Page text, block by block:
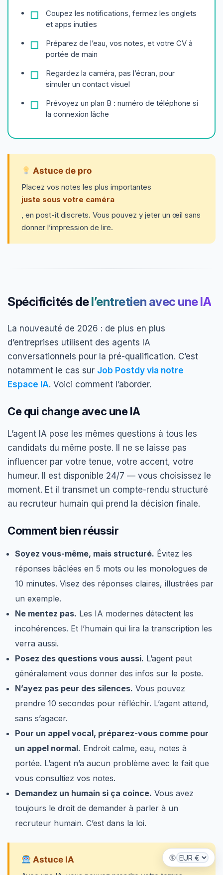
Coupez les notifications, fermez les onglets
et apps inutiles
Préparez de l’eau, vos notes, et votre CV à
portée de main
Regardez la caméra, pas l’écran, pour
simuler un contact visuel
Prévoyez un plan B : numéro de téléphone si
la connexion lâche
Astuce de pro
Placez vos notes les plus importantes
juste sous votre caméra
, en post-it discrets. Vous pouvez y jeter un œil sans
donner l’impression de lire.
Spécificités del’entretien avec une IA
La nouveauté de 2026 : de plus en plus
d’entreprises utilisent des agents IA
conversationnels pour la pré-qualification. C’est
notamment le cas sur Job Postdy via notre
Espace IA. Voici comment l’aborder.
Ce qui change avec une IA
L’agent IA pose les mêmes questions à tous les
candidats du même poste. Il ne se laisse pas
influencer par votre tenue, votre accent, votre
humeur. Il est disponible 24/7 — vous choisissez le
moment. Et il transmet un compte-rendu structuré
au recruteur humain qui prend la décision finale.
Comment bien réussir
Soyez vous-même, mais structuré. Évitez les
réponses bâclées en 5 mots ou les monologues de
10 minutes. Visez des réponses claires, illustrées par
un exemple.
Ne mentez pas. Les IA modernes détectent les
incohérences. Et l’humain qui lira la transcription les
verra aussi.
Posez des questions vous aussi. L’agent peut
généralement vous donner des infos sur le poste.
N’ayez pas peur des silences. Vous pouvez
prendre 10 secondes pour réfléchir. L’agent attend,
sans s’agacer.
Pour un appel vocal, préparez-vous comme pour
un appel normal. Endroit calme, eau, notes à
portée. L’agent n’a aucun problème avec le fait que
vous consultiez vos notes.
Demandez un humain si ça coince. Vous avez
toujours le droit de demander à parler à un
recruteur humain. C’est dans la loi.
Astuce IA